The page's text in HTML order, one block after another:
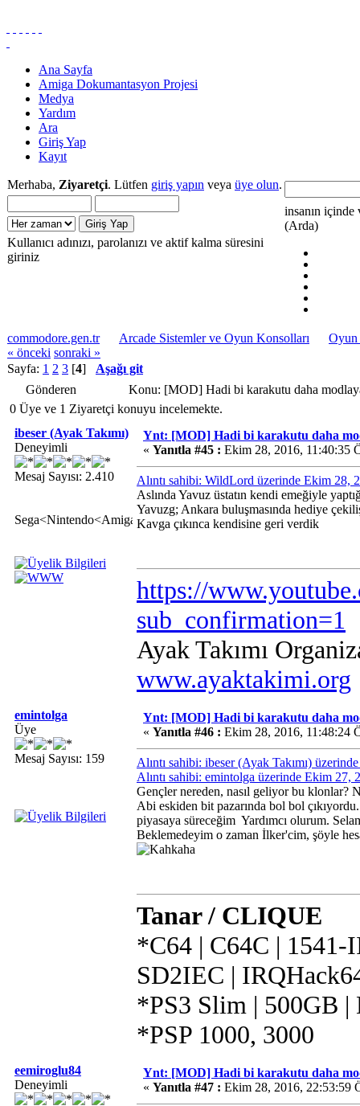
Ana Sayfa
Amiga Dokumantasyon Projesi
Medya
Yardım
Ara
Giriş Yap
Kayıt
Merhaba, Ziyaretçi. Lütfen giriş yapın veya üye olun.
Kullanıcı adınızı, parolanızı ve aktif kalma süresini
giriniz
insanın içinde
(Arda)
commodore.gen.tr Arcade Sistemler ve Oyun Konsolları
Oyun
« önceki sonraki »
Sayfa: 1 2 3 [4] Aşağı git
Gönderen
Konu: [MOD] Hadi bi karakutu daha
0 Üye ve 1 Ziyaretçi konuyu incelemekte.
ibeser (Ayak Takımı)
Deneyimli
Mesaj Sayısı: 2.410
Sega<Nintendo<Amiga
Ynt: [MOD] Hadi bi karakutu daha
« Yanıtla #45 : Ekim 28, 2016, 11:40:35
Alıntı sahibi: WildLord üzerinde Ekim 28,
Aslında Yavuz üstatın kendi emeğiyle
Yavuzg; Ankara buluşmasında hediye
Kavga çıkınca kendisine geri verdik
https://
sub_confirmation=1
Ayak Takımı
www.ayaktakimi.org
emintolga
Üye
Mesaj Sayısı: 159
Ynt: [MOD] Hadi bi karakutu daha
« Yanıtla #46 : Ekim 28, 2016, 11:48:24
Alıntı sahibi: ibeser (Ayak Takımı)
Alıntı sahibi: emintolga üzerinde Ekim 27,
Gençler nereden, nasıl geliyor bu klonlar?
Abi eskiden bit pazarında bol bol
piyasaya süreceğim Yardımcı olurum.
Beklemedeyim o zaman İlker'cim, şöyle
Tanar / CLIQUE
*C64 | C64C |
SD2IEC |
*PS3 Slim | 500GB
*PSP 1000, 3000
eemiroglu84
Deneyimli
Ynt: [MOD] Hadi bi karakutu daha
« Yanıtla #47 : Ekim 28, 2016, 22:53:59